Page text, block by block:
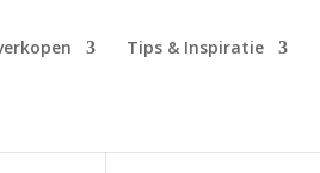
Tips & Inspiratie